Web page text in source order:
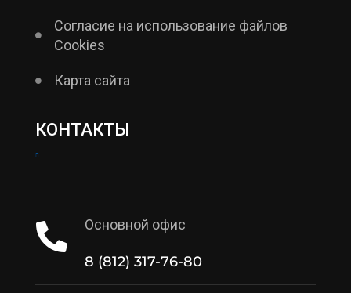
Согласие на использование файлов
Cookies
Карта сайта
КОНТАКТЫ
Основной офис
8 (812) 317-76-80